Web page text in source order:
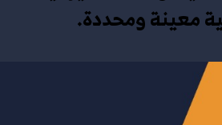
معينة ومحددة.